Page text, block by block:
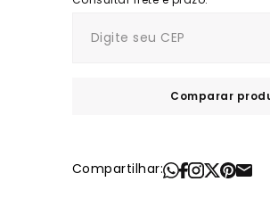
Comparar
Compartilhar: